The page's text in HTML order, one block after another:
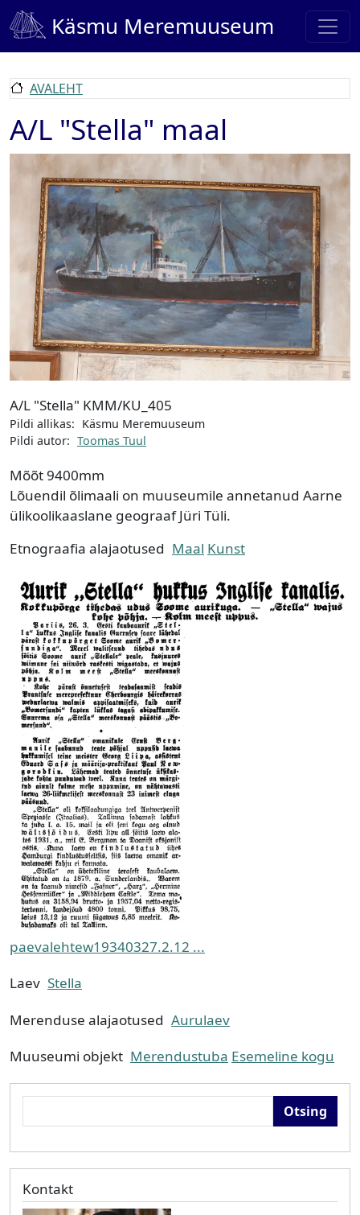
Liigu edasi põhisisu juurde
Käsmu Meremuuseum
AVALEHT
A/L "Stella" maal
A/L "Stella" KMM/KU_405
Pildi allikas: Käsmu Meremuuseum
Pildi autor: Toomas Tuul
Mõõt 9400mm
Lõuendil õlimaali on muuseumile annetanud Aarne
ülikoolikaaslane geograaf Jüri Tüli.
Etnograafia alajaotused Maal Kunst
paevalehtew19340327.2.12 ...
Laev Stella
Merenduse alajaotused Aurulaev
Muuseumi objekt Merendustuba Esemeline kogu
Kontakt